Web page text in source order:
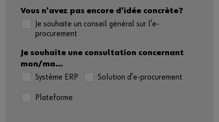
Vous n'avez pas encore d'idée concrète?
Je souhaite un conseil général sur l'e-
procurement
Je souhaite une consultation concernant
mon/ma…
Système ERP
Solution d'e-procurement
Plateforme